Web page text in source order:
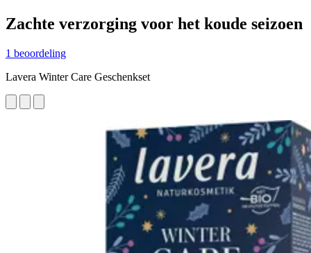
Zachte verzorging voor het koude seizoen
1 beoordeling
Lavera Winter Care Geschenkset